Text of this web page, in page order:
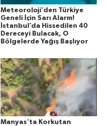
Meteoroloji’den Türkiye
Geneli İçin Sarı Alarm!
İstanbul’da Hissedilen 40
Dereceyi Bulacak, O
Bölgelerde Yağış Başlıyor
Manyas'ta Korkutan